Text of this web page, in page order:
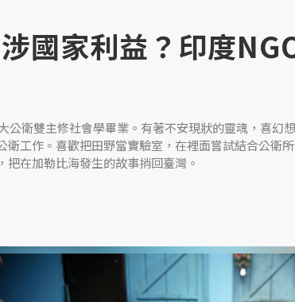
國家利益？印度
公衛雙主修社會學畢業。有著不安現狀的靈魂，喜幻
衛工作。喜歡把田野當實驗室，在裡面嘗試結合公衛
把在加勒比海發生的故事捎回臺灣。